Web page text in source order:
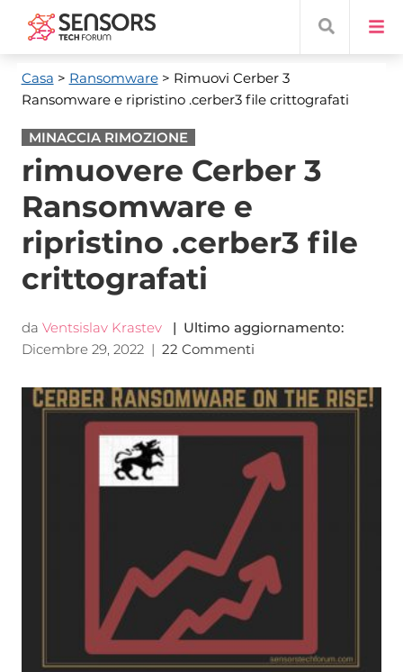
Casa > Ransomware> Rimuovi Cerber 3
Ransomware e ripristino .cerber3 file crittografati
MINACCIA RIMOZIONE
rimuovere Cerber 3
Ransomware e
ripristino .cerber3 file
crittografati
da Ventsislav Krastev
| Ultimo aggiornamento:
Dicembre 29, 2022| 22 Commenti